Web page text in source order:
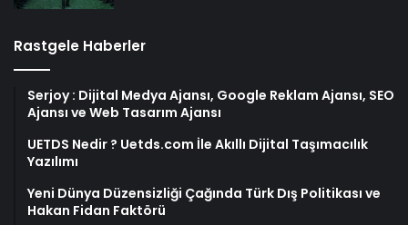
Rastgele Haberler
Serjoy : Dijital Medya Ajansı, Google Reklam Ajansı, SEO
Ajansı ve Web Tasarım Ajansı
UETDS Nedir ? Uetds.com İle Akıllı Dijital Taşımacılık
Yazılımı
Yeni Dünya Düzensizliği Çağında Türk Dış Politikası ve
Hakan Fidan Faktörü